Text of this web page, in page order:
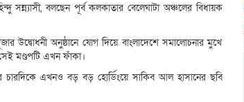
বলছেন পূর্ব কলকাতার বেলেঘাটা অঞ্চলের বিধায়ক
উদ্বোধনী অনুষ্ঠানে যোগ দিয়ে বাংলাদেশে সমালোচনার মুখে
মণ্ডপটি এখন ফাঁকা।
চারদিকে এখনও বড় বড় হোর্ডিংয়ে সাকিব আল হাসানের ছবি